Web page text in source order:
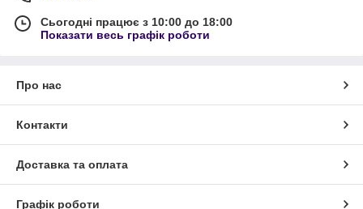
Сьогодні працює з 10:00 до 18:00
Показати весь графік роботи
Про нас
Контакти
Доставка та оплата
Графік роботи